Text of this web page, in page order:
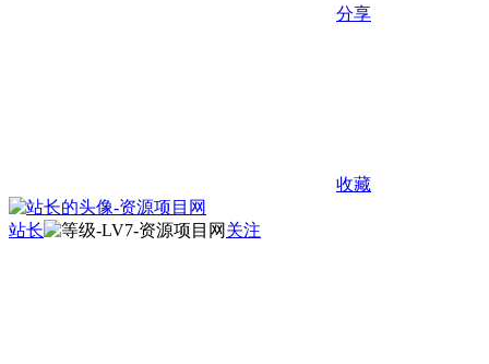
分享
收藏
站长 关注